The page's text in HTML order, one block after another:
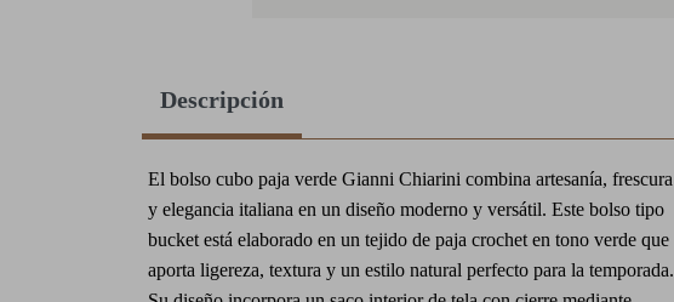
Descripción
El bolso cubo paja verde Gianni Chiarini combina artesanía, frescura
y elegancia italiana en un diseño moderno y versátil. Este bolso tipo
bucket está elaborado en un tejido de paja crochet en tono verde que
aporta ligereza, textura y un estilo natural perfecto para la temporada.